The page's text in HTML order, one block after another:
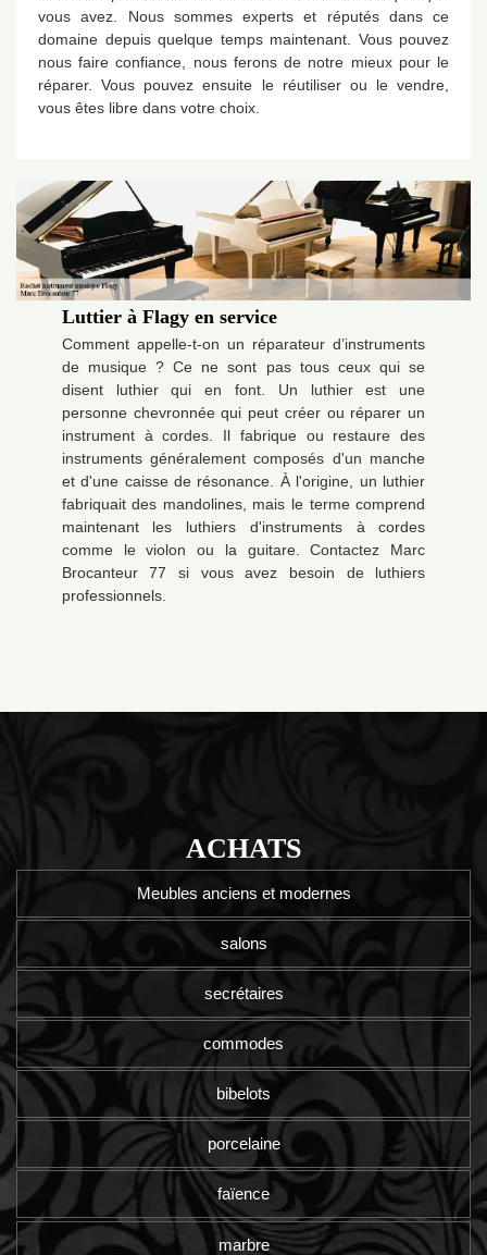
vous avez. Nous sommes experts et réputés dans ce
domaine depuis quelque temps maintenant. Vous pouvez
nous faire confiance, nous ferons de notre mieux pour le
réparer. Vous pouvez ensuite le réutiliser ou le vendre,
vous êtes libre dans votre choix.
Luttier à Flagy en service
Comment appelle-t-on un réparateur d’instruments
de musique ? Ce ne sont pas tous ceux qui se
disent luthier qui en font. Un luthier est une
personne chevronnée qui peut créer ou réparer un
instrument à cordes. Il fabrique ou restaure des
instruments généralement composés d'un manche
et d'une caisse de résonance. À l'origine, un luthier
fabriquait des mandolines, mais le terme comprend
maintenant les luthiers d'instruments à cordes
comme le violon ou la guitare. Contactez Marc
Brocanteur 77 si vous avez besoin de luthiers
professionnels.
ACHATS
Meubles anciens et modernes
salons
secrétaires
commodes
bibelots
porcelaine
faïence
marbre